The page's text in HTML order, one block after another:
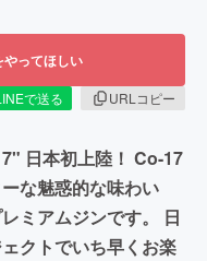
やってほしい
で送る
URLコピー
日本初上陸！ Co-17
な魅惑的な味わい
ミアムジンです。 日
クトでいち早くお楽